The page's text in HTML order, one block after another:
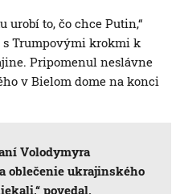
urobí to, čo chce Putin,“
Trumpovými krokmi k
Pripomenul neslávne
v Bielom dome na konci
Volodymyra
oblečenie ukrajinského
povedal.